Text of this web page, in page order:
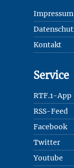
Impressum
Kontakt
Service
RTF.1-App
RSS-Feed
Facebook
Twitter
Youtube